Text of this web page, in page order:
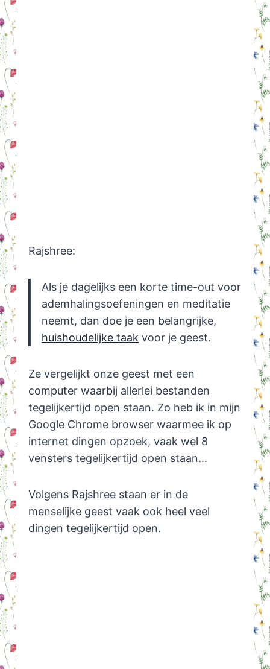
Rajshree:
Als je dagelijks een korte time-out voor
ademhalingsoefeningen en meditatie
neemt, dan doe je een belangrijke,
huishoudelijke taak voor je geest.
Ze vergelijkt onze geest met een
computer waarbij allerlei bestanden
tegelijkertijd open staan. Zo heb ik in mijn
Google Chrome browser waarmee ik op
internet dingen opzoek, vaak wel 8
vensters tegelijkertijd open staan…
Volgens Rajshree staan er in de
menselijke geest vaak ook heel veel
dingen tegelijkertijd open.